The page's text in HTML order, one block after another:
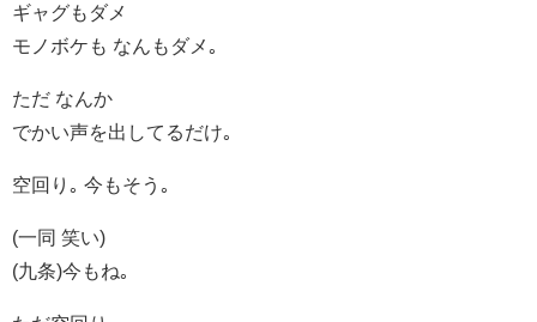
ギャグもダメ
モノボケも なんもダメ｡
ただ なんか
でかい声を出してるだけ｡
空回り｡ 今もそう｡
(一同 笑い)
(九条)今もね｡